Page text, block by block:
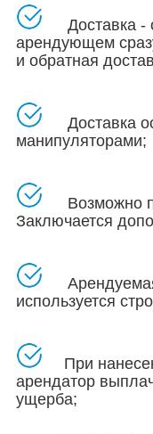
Доставка -
арендующем
и обратная
Доставка
манипуляторами;
Возможно
Заключается
используется
При
арендатор
ущерба;